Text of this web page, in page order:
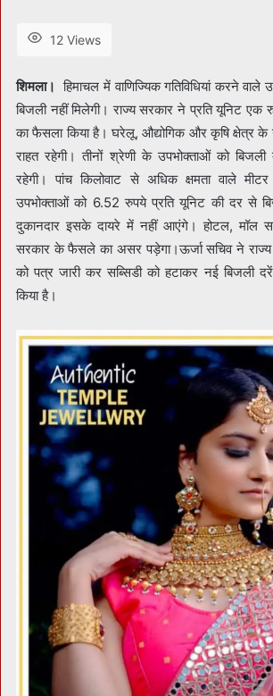
12 Views
शिमला। हिमाचल में वाणिज्यिक गतिविधियां करने
बिजली नहीं मिलेगी। राज्य सरकार ने प्रति यूनिट एक
का फैसला किया है। घरेलू, औद्योगिक और कृषि क्षेत्र के
राहत रहेगी। तीनों श्रेणी के उपभोक्ताओं को बिजली
रहेगी। पांच किलोवाट से अधिक क्षमता वाले मीटर
उपभोक्ताओं को 6.52 रुपये प्रति यूनिट की दर से
दुकानदार इसके दायरे में नहीं आएंगे। होटल, मॉल
सरकार के फैसले का असर पड़ेगा।ऊर्जा सचिव ने राज्य
को पत्र जारी कर सब्सिडी को हटाकर नई बिजली
किया है।